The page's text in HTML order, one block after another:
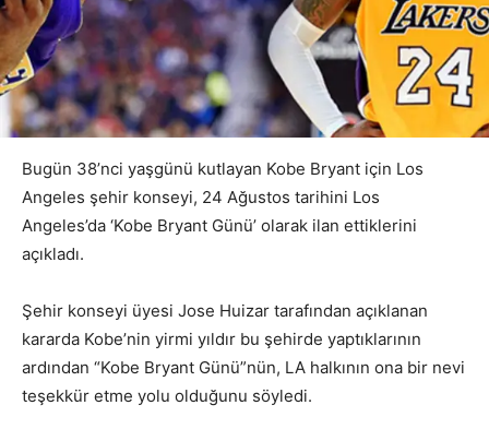
Bugün 38’nci yaşgünü kutlayan Kobe Bryant için Los
Angeles şehir konseyi, 24 Ağustos tarihini Los
Angeles’da ‘Kobe Bryant Günü’ olarak ilan ettiklerini
açıkladı.
Şehir konseyi üyesi Jose Huizar tarafından açıklanan
kararda Kobe’nin yirmi yıldır bu şehirde yaptıklarının
ardından “Kobe Bryant Günü”nün, LA halkının ona bir nevi
teşekkür etme yolu olduğunu söyledi.